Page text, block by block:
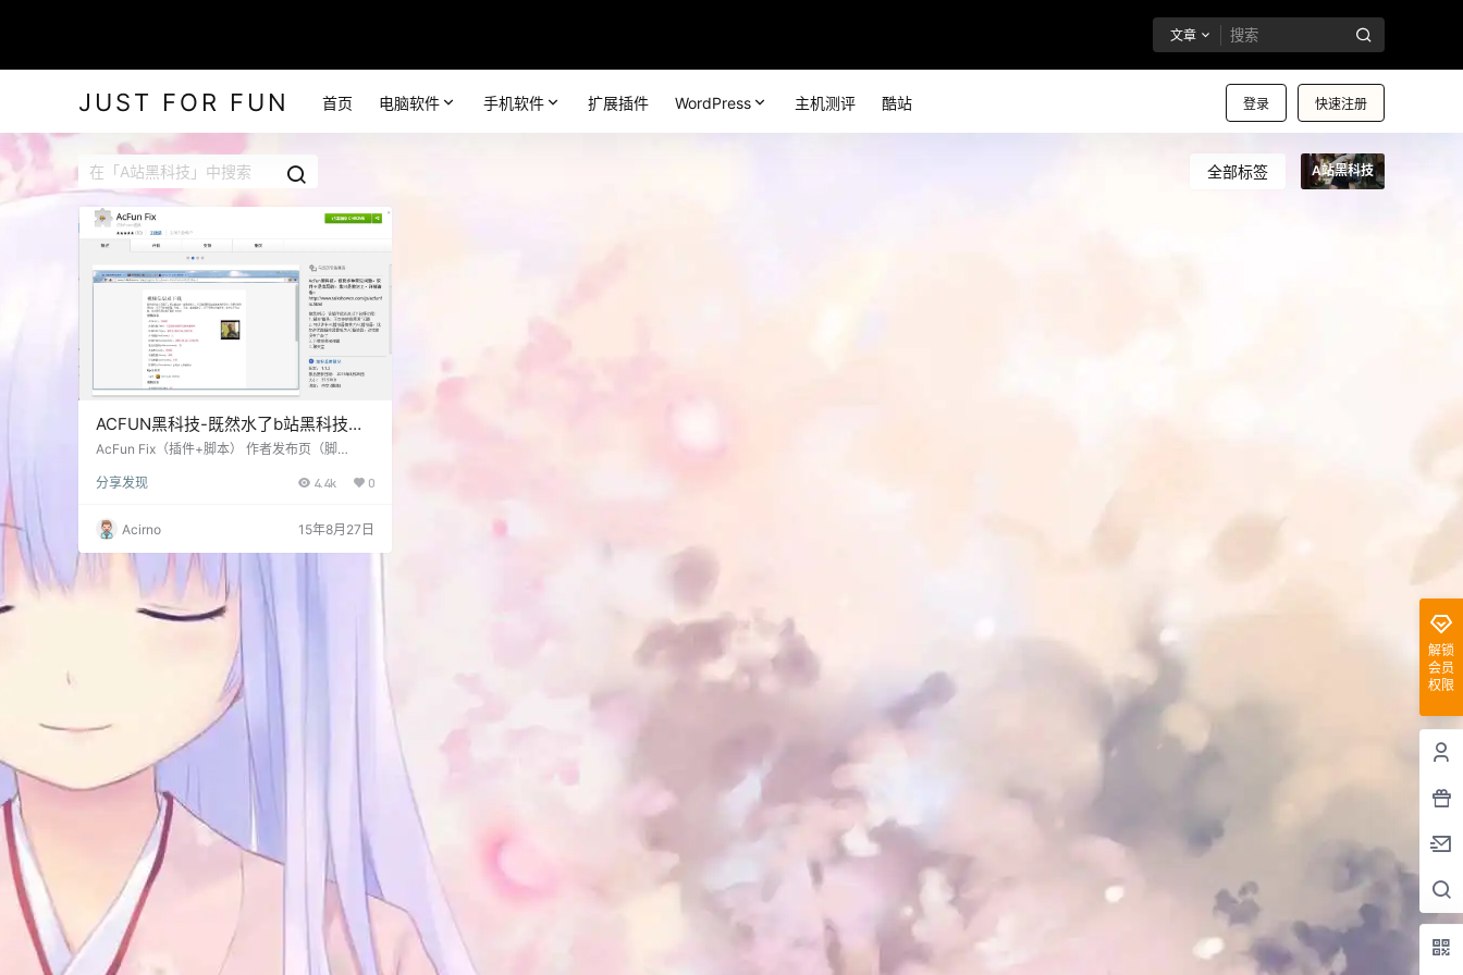
文章
JUST FOR FUN 登录 快速注册
首页 电脑软件 手机软件 扩展插件 WordPress 主机测评 酷站
全部标签 A站黑科技
ACFUN黑科技-既然水了b站黑科技当
然也要水A站黑科技
AcFun Fix（插件+脚本） 作者发布页（脚
x.html chrome插件：点击进入 油猴脚本的版本
fix.user.js 安装条件同上篇文章 该插件能实现以
下超强功能： 1. 解决“错误：不支持的视频源”问
题 2. 可以讲非AC播放器…
分享发现 4.4k 0
Acirno 15年8月27日
解锁
会员
权限